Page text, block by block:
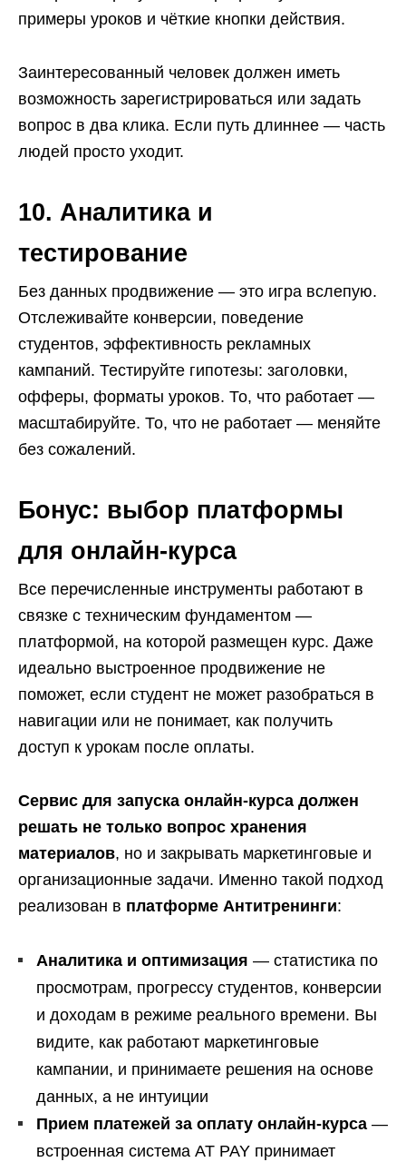
примеры уроков и чёткие кнопки действия.
Заинтересованный человек должен иметь
возможность зарегистрироваться или задать
вопрос в два клика. Если путь длиннее — часть
людей просто уходит.
10. Аналитика и
тестирование
Без данных продвижение — это игра вслепую.
Отслеживайте конверсии, поведение
студентов, эффективность рекламных
кампаний. Тестируйте гипотезы: заголовки,
офферы, форматы уроков. То, что работает —
масштабируйте. То, что не работает — меняйте
без сожалений.
Бонус: выбор платформы
для онлайн-курса
Все перечисленные инструменты работают в
связке с техническим фундаментом —
платформой, на которой размещен курс. Даже
идеально выстроенное продвижение не
поможет, если студент не может разобраться в
навигации или не понимает, как получить
доступ к урокам после оплаты.
Сервис для запуска онлайн-курса должен
решать не только вопрос хранения
материалов, но и закрывать маркетинговые и
организационные задачи. Именно такой подход
реализован в платформе Антитренинги:
Аналитика и оптимизация — статистика по
просмотрам, прогрессу студентов, конверсии
и доходам в режиме реального времени. Вы
видите, как работают маркетинговые
кампании, и принимаете решения на основе
данных, а не интуиции
Прием платежей за оплату онлайн-курса —
встроенная система AT PAY принимает